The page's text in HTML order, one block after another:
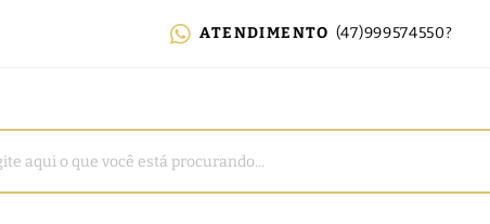
ATENDIMENTO (47)999574550?